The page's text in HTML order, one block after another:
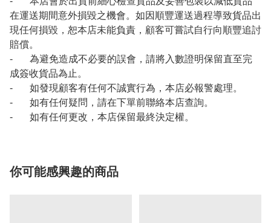
在運送期間意外損毀之機會。如因順豐運送過程導致貨品出
現任何損毀，恕本店未能負責，顧客可嘗試自行向順豐追討
賠償。
- 為避免造成不必要的誤會，請將入數證明保留直至完
成簽收貨品為止。
- 如發現顧客有任何不誠實行為，本店必報警處理。
- 如有任何疑問，請在下單前聯絡本店查詢。
- 如有任何更改，本店保留最終決定權。
你可能感興趣的商品